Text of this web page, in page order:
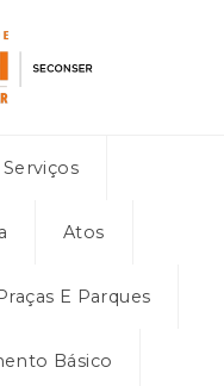
Serviços
Atos
E Parques
Básico